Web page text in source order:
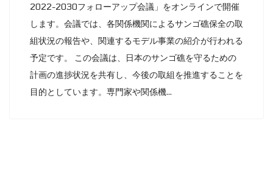
2022-2030フォローアップ会議」をオンラインで開催
します。会議では、各関係機関によるサンゴ礁保全の取
組状況の報告や、関連するモデル事業の紹介が行われる
予定です。 この会議は、日本のサンゴ礁を守るための
計画の進捗状況を共有し、今後の取組を推進することを
目的としています。専門家や関係機...